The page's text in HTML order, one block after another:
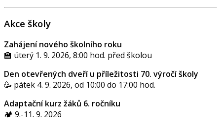
Akce školy
Zahájení nového školního roku
🏫 úterý 1. 9. 2026, 8:00 hod. před školou
Den otevřených dveří u příležitosti 70. výročí školy
🥳 pátek 4. 9. 2026, od 10:00 do 17:00 hod.
Adaptační kurz žáků 6. ročníku
🏕️ 9.-11. 9. 2026